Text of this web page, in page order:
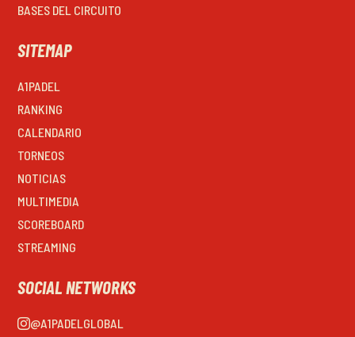
BASES DEL CIRCUITO
SITEMAP
A1PADEL
RANKING
CALENDARIO
TORNEOS
NOTICIAS
MULTIMEDIA
SCOREBOARD
STREAMING
SOCIAL NETWORKS
@A1PADELGLOBAL